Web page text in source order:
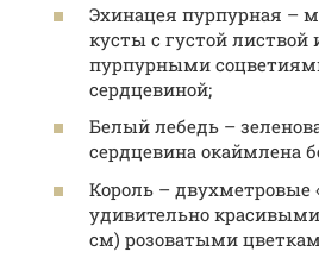
Эхинацея пурпурная –
кусты с густой
пурпурными
сердцевиной;
Белый лебедь –
сердцевина окаймлена
Король – двухметровые
удивительно
см) розоватыми